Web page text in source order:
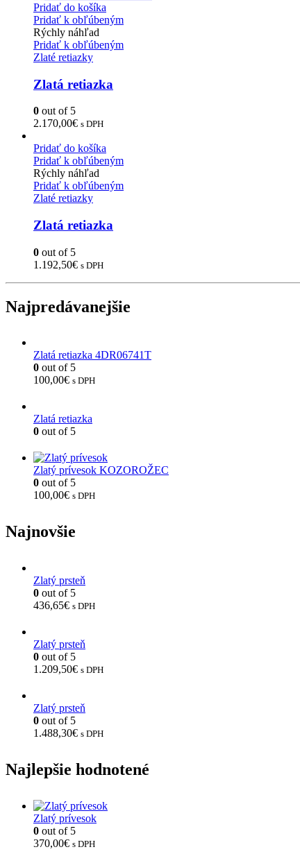
Pridať do košíka
Pridať k obľúbeným
Rýchly náhľad
Pridať k obľúbeným
Zlaté retiazky
Zlatá retiazka
0 out of 5
2.170,00€ s DPH
Pridať do košíka
Pridať k obľúbeným
Rýchly náhľad
Pridať k obľúbeným
Zlaté retiazky
Zlatá retiazka
0 out of 5
1.192,50€ s DPH
Najpredávanejšie
Zlatá retiazka 4DR06741T
0 out of 5
100,00€ s DPH
Zlatá retiazka
0 out of 5
Zlatý prívesok KOZOROŽEC
0 out of 5
100,00€ s DPH
Najnovšie
Zlatý prsteň
0 out of 5
436,65€ s DPH
Zlatý prsteň
0 out of 5
1.209,50€ s DPH
Zlatý prsteň
0 out of 5
1.488,30€ s DPH
Najlepšie hodnotené
Zlatý prívesok
0 out of 5
370,00€ s DPH